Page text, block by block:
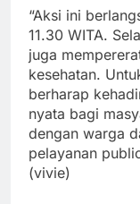
“Aksi ini
11.30 WITA.
juga
kesehatan.
berharap
nyata bagi
dengan warga
pelayanan
(vivie)